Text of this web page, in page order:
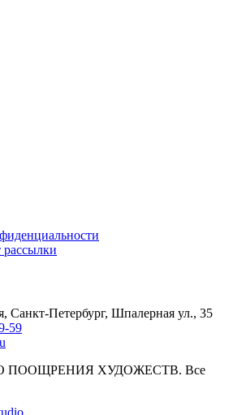
рассылки
Санкт-Петербург, Шпалерная ул., 35
59
ПООЩРЕНИЯ ХУДОЖЕСТВ. Все